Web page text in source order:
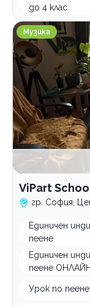
до 4 клас
ViPart School
Музика
ViPart
гр. София,
Единичен
пеене
Единичен
пеене ОНЛАЙН
Урок по пеене